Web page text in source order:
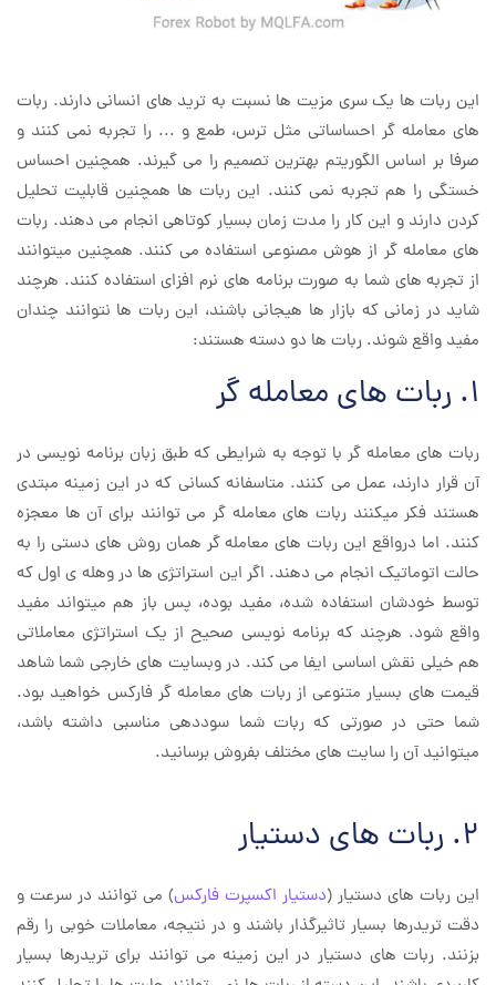
این ربات ها یک سری مزیت ها نسبت به ترید های انسانی دارند. ربات
های معامله گر احساساتی مثل ترس، طمع و ... را تجربه نمی کنند و
صرفا بر اساس الگوریتم بهترین تصمیم را می گیرند. همچنین احساس
خستگی را هم تجربه نمی کنند. این ربات ها همچنین قابلیت تحلیل
کردن دارند و این کار را مدت زمان بسیار کوتاهی انجام می دهند. ربات
های معامله گر از هوش مصنوعی استفاده می کنند. همچنین میتوانند
از تجربه های شما به صورت برنامه های نرم افزای استفاده کنند. هرچند
شاید در زمانی که بازار ها هیجانی باشند، این ربات ها نتوانند چندان
مفید واقع شوند. ربات ها دو دسته هستند:
1. ربات های معامله گر
ربات های معامله گر با توجه به شرایطی که طبق زبان برنامه نویسی در
آن قرار دارند، عمل می کنند. متاسفانه کسانی که در این زمینه مبتدی
هستند فکر میکنند ربات های معامله گر می توانند برای آن ها معجزه
کنند. اما درواقع این ربات های معامله گر همان روش های دستی را به
حالت اتوماتیک انجام می دهند. اگر این استراتژی ها در وهله ی اول که
توسط خودشان استفاده شده، مفید بوده، پس باز هم میتواند مفید
واقع شود. هرچند که برنامه نویسی صحیح از یک استراتژی معاملاتی
هم خیلی نقش اساسی ایفا می کند. در وبسایت های خارجی شما شاهد
قیمت های بسیار متنوعی از ربات های معامله گر فارکس خواهید بود.
شما حتی در صورتی که ربات شما سوددهی مناسبی داشته باشد،
میتوانید آن را سایت های مختلف بفروش برسانید.
2. ربات های دستیار
این ربات های دستیار (دستیار اکسپرت فارکس) می توانند در سرعت و
دقت تریدرها بسیار تاثیرگذار باشند و در نتیجه، معاملات خوبی را رقم
بزنند. ربات های دستیار در این زمینه می توانند برای تریدرها بسیار